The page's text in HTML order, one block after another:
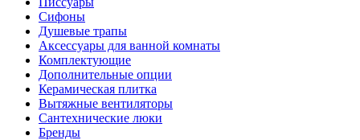
Сифоны
Душевые трапы
Аксессуары для ванной комнаты
Комплектующие
Дополнительные опции
Керамическая плитка
Вытяжные вентиляторы
Сантехнические люки
Бренды